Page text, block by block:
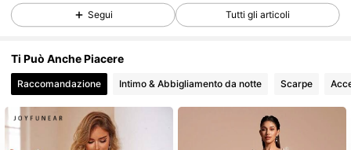
4.82
4.82
Segui Tutti gli articoli
Ti Può Anche Piacere
Raccomandazione Intimo & Abbigliamento da notte Scarpe